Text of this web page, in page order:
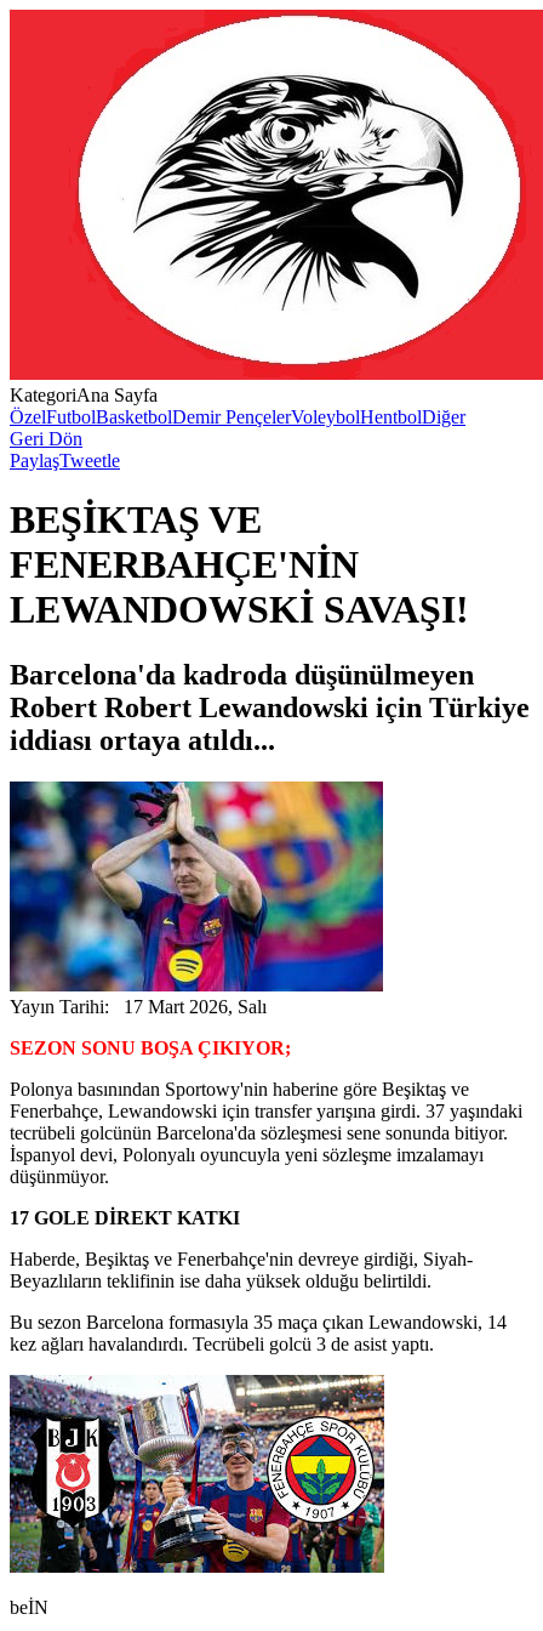
KategoriAna Sayfa
ÖzelFutbolBasketbolDemir PençelerVoleybolHentbolDiğer
Geri Dön
PaylaşTweetle
BEŞİKTAŞ VE
FENERBAHÇE'NİN
LEWANDOWSKİ SAVAŞI!
Barcelona'da kadroda düşünülmeyen
Robert Robert Lewandowski için Türkiye
iddiası ortaya atıldı...
Yayın Tarihi: 17 Mart 2026, Salı
SEZON SONU BOŞA ÇIKIYOR;
Polonya basınından Sportowy'nin haberine göre Beşiktaş ve
Fenerbahçe, Lewandowski için transfer yarışına girdi. 37 yaşındaki
tecrübeli golcünün Barcelona'da sözleşmesi sene sonunda bitiyor.
İspanyol devi, Polonyalı oyuncuyla yeni sözleşme imzalamayı
düşünmüyor.
17 GOLE DİREKT KATKI
Haberde, Beşiktaş ve Fenerbahçe'nin devreye girdiği, Siyah-
Beyazlıların teklifinin ise daha yüksek olduğu belirtildi.
Bu sezon Barcelona formasıyla 35 maça çıkan Lewandowski, 14
kez ağları havalandırdı. Tecrübeli golcü 3 de asist yaptı.
beİN